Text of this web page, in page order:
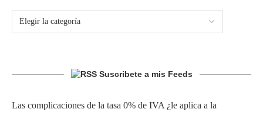
Suscribete a mis Feeds
Las complicaciones de la tasa 0% de IVA ¿le aplica a la